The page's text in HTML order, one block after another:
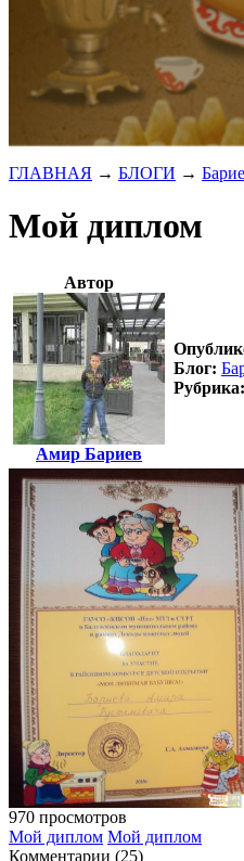
ГЛАВНАЯ → БЛОГИ →
Мой диплом
Автор
Амир Бариев
Блог:
Рубрика:
970 просмотров
Мой диплом Мой диплом
Комментарии (25)